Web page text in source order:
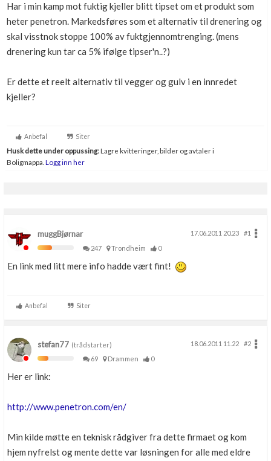
Boligmappa+
Få mer ut av Boligmappa
Nytt
Har i min kamp mot fuktig kjeller blitt tipset om et produkt som
heter penetron. Markedsføres som et alternativ til drenering og
skal visstnok stoppe 100% av fuktgjennomtrenging. (mens
drenering kun tar ca 5% ifølge tipser'n..?)
Er dette et reelt alternativ til vegger og gulv i en innredet
kjeller?
Anbefal Siter
Husk dette under oppussing:Lagre kvitteringer, bilder og avtaler i
Boligmappa. Logg inn her
muggBjørnar 17.06.2011 20.23
#1
247
Trondheim 0
En link med litt mere info hadde vært fint!
Anbefal Siter
stefan77 (trådstarter) 18.06.2011 11.22
#2
69
Drammen 0
Her er link:
http://www.penetron.com/en/
Min kilde møtte en teknisk rådgiver fra dette firmaet og kom
hjem nyfrelst og mente dette var løsningen for alle med eldre